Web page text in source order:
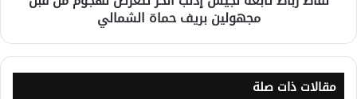
مجهولين بريف حماة الشمالي
مقالات ذات صلة